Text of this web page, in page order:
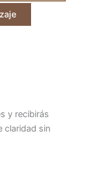
y recibirás
claridad sin